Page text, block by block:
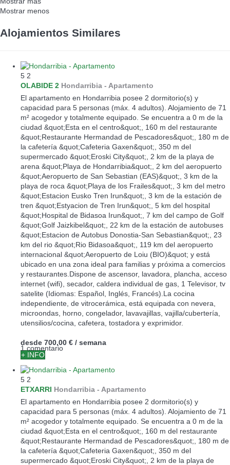
Mostrar menos
Alojamientos Similares
5 2
OLABIDE 2 Hondarribia - Apartamento
El apartamento en Hondarribia posee 2 dormitorio(s) y
capacidad para 5 personas (máx. 4 adultos). Alojamiento de 71
m² acogedor y totalmente equipado. Se encuentra a 0 m de la
ciudad &quot;Esta en el centro&quot;, 160 m del restaurante
&quot;Restaurante Hermandad de Pescadores&quot;, 180 m de
la cafetería &quot;Cafeteria Gaxen&quot;, 350 m del
supermercado &quot;Eroski City&quot;, 2 km de la playa de
arena &quot;Playa de Hondarribia&quot;, 2 km del aeropuerto
&quot;Aeropuerto de San Sebastian (EAS)&quot;, 3 km de la
playa de roca &quot;Playa de los Frailes&quot;, 3 km del metro
&quot;Estacion Eusko Tren Irun&quot;, 3 km de la estación de
tren &quot;Estyacion de Tren Irun&quot;, 5 km del hospital
&quot;Hospital de Bidasoa Irun&quot;, 7 km del campo de Golf
&quot;Golf Jaizkibel&quot;, 22 km de la estación de autobuses
&quot;Estacion de Autobus Donostia-San Sebastian&quot;, 23
km del rio &quot;Rio Bidasoa&quot;, 119 km del aeropuerto
internacional &quot;Aeropuerto de Loiu (BIO)&quot; y está
ubicado en una zona ideal para familias y próxima a comercios
y restaurantes.Dispone de ascensor, lavadora, plancha, acceso
internet (wifi), secador, caldera individual de gas, 1 Televisor, tv
satelite (Idiomas: Español, Inglés, Francés).La cocina
independiente, de vitrocerámica, está equipada con nevera,
microondas, horno, congelador, lavavajillas, vajilla/cubertería,
utensilios/cocina, cafetera, tostadora y exprimidor.
1 comentario
desde 700,00 € / semana
+ INFO
5 2
ETXARRI Hondarribia - Apartamento
El apartamento en Hondarribia posee 2 dormitorio(s) y
capacidad para 5 personas (máx. 4 adultos). Alojamiento de 71
m² acogedor y totalmente equipado. Se encuentra a 0 m de la
ciudad &quot;Esta en el centro&quot;, 160 m del restaurante
&quot;Restaurante Hermandad de Pescadores&quot;, 180 m de
la cafetería &quot;Cafeteria Gaxen&quot;, 350 m del
supermercado &quot;Eroski City&quot;, 2 km de la playa de